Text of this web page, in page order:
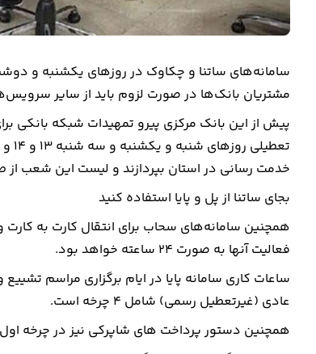
مشتریان بانک‌ها در صورت لزوم باید از سایر
پیش از این بانک مرکزی پیرو تمهیدات شبکه بانکی
خدمت رسانی در استان بپردازند و لیست این شعب
بجای ساتنا از پل و پایا استفاده کنید
همچنین سامانه‌های سحاب برای انتقال کارت به
فعالیت آنها به صورت ۲۴ ساعته خواهد بود.
عادی (غیرتعطیل رسمی) شامل ۴ چرخه است.
همچنین دستور پرداخت های شاپرکی نیز در چرخه اول «۰۳:۴۵ بامداد» تسویه